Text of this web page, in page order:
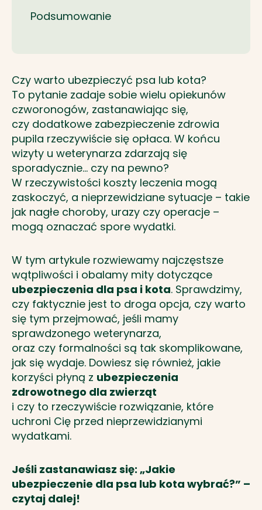
Podsumowanie
Czy warto ubezpieczyć psa lub kota?
To pytanie zadaje sobie wielu opiekunów
czworonogów, zastanawiając się,
czy dodatkowe zabezpieczenie zdrowia
pupila rzeczywiście się opłaca. W końcu
wizyty u weterynarza zdarzają się
sporadycznie… czy na pewno?
W rzeczywistości koszty leczenia mogą
zaskoczyć, a nieprzewidziane sytuacje – takie
jak nagłe choroby, urazy czy operacje –
mogą oznaczać spore wydatki.
W tym artykule rozwiewamy najczęstsze
wątpliwości i obalamy mity dotyczące
ubezpieczenia dla psa i kota. Sprawdzimy,
czy faktycznie jest to droga opcja, czy warto
się tym przejmować, jeśli mamy
sprawdzonego weterynarza,
oraz czy formalności są tak skomplikowane,
jak się wydaje. Dowiesz się również, jakie
korzyści płyną z ubezpieczenia
zdrowotnego dla zwierząt
i czy to rzeczywiście rozwiązanie, które
uchroni Cię przed nieprzewidzianymi
wydatkami.
Jeśli zastanawiasz się: „Jakie
ubezpieczenie dla psa lub kota wybrać?” –
czytaj dalej!